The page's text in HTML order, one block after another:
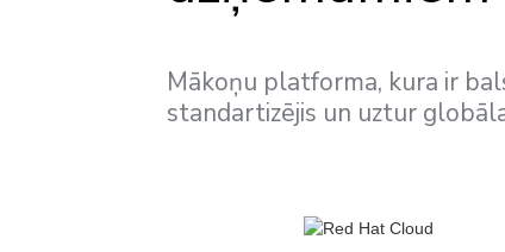
Mākoņu platforma, kura ir
standartizējis un uztur